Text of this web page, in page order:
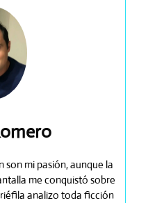
son mi pasión, aunque la
me conquistó sobre
analizo toda ficción